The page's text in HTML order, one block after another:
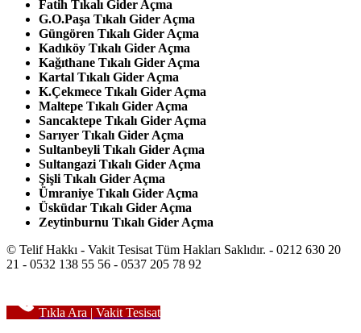
Fatih Tıkalı Gider Açma
G.O.Paşa Tıkalı Gider Açma
Güngören Tıkalı Gider Açma
Kadıköy Tıkalı Gider Açma
Kağıthane Tıkalı Gider Açma
Kartal Tıkalı Gider Açma
K.Çekmece Tıkalı Gider Açma
Maltepe Tıkalı Gider Açma
Sancaktepe Tıkalı Gider Açma
Sarıyer Tıkalı Gider Açma
Sultanbeyli Tıkalı Gider Açma
Sultangazi Tıkalı Gider Açma
Şişli Tıkalı Gider Açma
Ümraniye Tıkalı Gider Açma
Üsküdar Tıkalı Gider Açma
Zeytinburnu Tıkalı Gider Açma
© Telif Hakkı - Vakit Tesisat Tüm Hakları Saklıdır. - 0212 630 20
21 - 0532 138 55 56 - 0537 205 78 92
Tıkla Ara | Vakit Tesisat